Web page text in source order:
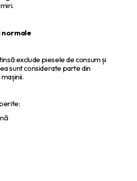
normale
exclude piesele de consum și
sunt considerate parte din